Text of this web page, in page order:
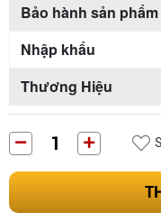
Bảo hành sản phẩm
Nhập khẩu
Thương Hiệu